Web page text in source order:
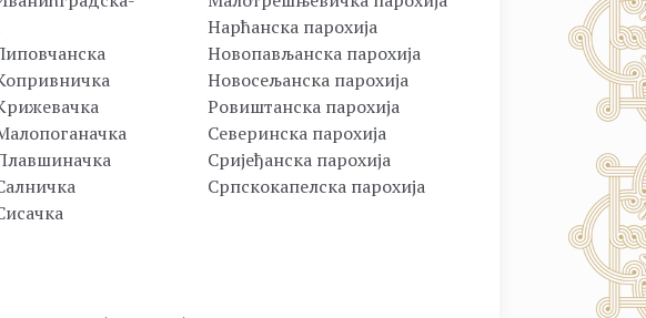
Нарћанска парохија
Новопављанска парохија
Новосељанска парохија
Ровиштанска парохија
Северинска парохија
Сријеђанска парохија
Српскокапелска парохија